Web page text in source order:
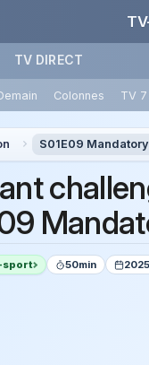
TV DIRECT
Colonnes TV
S01E09
sport 50min 2025